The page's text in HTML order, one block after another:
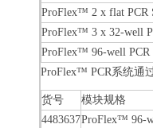
ProFlex™ 2 x flat PCR
ProFlex™ 3 x 32-well
ProFlex™ 96-well PCR
ProFlex™ PCR系统通
货号
模块规格
4483637ProFlex™ 96-